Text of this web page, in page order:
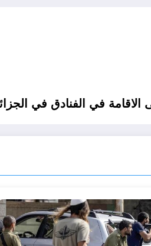
في الفنادق في